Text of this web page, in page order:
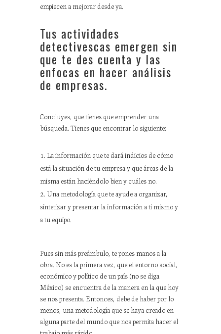
empiecen a mejorar desde ya.
Tus actividades
detectivescas emergen sin
que te des cuenta y las
enfocas en hacer análisis
de empresas.
Concluyes, que tienes que emprender una
búsqueda. Tienes que encontrar lo siguiente:
La información que te dará indicios de cómo
está la situación de tu empresa y que áreas de la
misma están haciéndolo bien y cuáles no.
Una metodología que te ayude a organizar,
sintetizar y presentar la información a ti mismo y
a tu equipo.
Pues sin más preámbulo, te pones manos a la
obra. No es la primera vez, que el entorno social,
económico y político de un país (no se diga
México) se encuentra de la manera en la que hoy
se nos presenta. Entonces, debe de haber por lo
menos, una metodología que se haya creado en
alguna parte del mundo que nos permita hacer el